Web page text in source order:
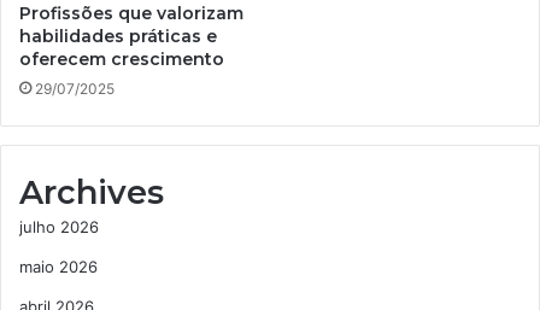
Profissões que valorizam
habilidades práticas e
oferecem crescimento
29/07/2025
Archives
julho 2026
maio 2026
abril 2026